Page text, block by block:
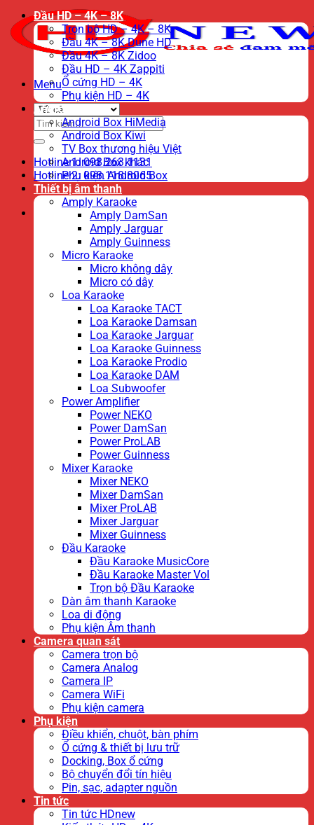
Menu
Tìm
kiếm:
Hotline 1: 098.263.1131
Hotline 2: 098.118.8065
Đầu HD – 4K – 8K
Trọn bộ HD – 4K – 8K
Đầu 4K – 8K Dune HD
Đầu 4K – 8K Zidoo
Đầu HD – 4K Zappiti
Ổ cứng HD – 4K
Phụ kiện HD – 4K
Android TV Box
Android Box HiMedia
Android Box Kiwi
TV Box thương hiệu Việt
Android Box khác
Phụ kiện Android Box
Thiết bị âm thanh
Amply Karaoke
Amply DamSan
Amply Jarguar
Amply Guinness
Micro Karaoke
Micro không dây
Micro có dây
Loa Karaoke
Loa Karaoke TACT
Loa Karaoke Damsan
Loa Karaoke Jarguar
Loa Karaoke Guinness
Loa Karaoke Prodio
Loa Karaoke DAM
Loa Subwoofer
Power Amplifier
Power NEKO
Power DamSan
Power ProLAB
Power Guinness
Mixer Karaoke
Mixer NEKO
Mixer DamSan
Mixer ProLAB
Mixer Jarguar
Mixer Guinness
Đầu Karaoke
Đầu Karaoke MusicCore
Đầu Karaoke Master Vol
Trọn bộ Đầu Karaoke
Dàn âm thanh Karaoke
Loa di động
Phụ kiện Âm thanh
Camera quan sát
Camera trọn bộ
Camera Analog
Camera IP
Camera WiFi
Phụ kiện camera
Phụ kiện
Điều khiển, chuột, bàn phím
Ổ cứng & thiết bị lưu trữ
Docking, Box ổ cứng
Bộ chuyển đổi tín hiệu
Pin, sạc, adapter nguồn
Tin tức
Tin tức HDnew